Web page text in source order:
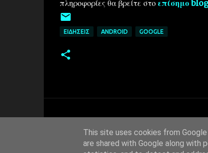
πληροφορίες θα βρείτε στο επίσημο
ΕΙΔΉΣΕΙΣ ANDROID GOOGLE
This site uses cookies from
are shared with Google along with